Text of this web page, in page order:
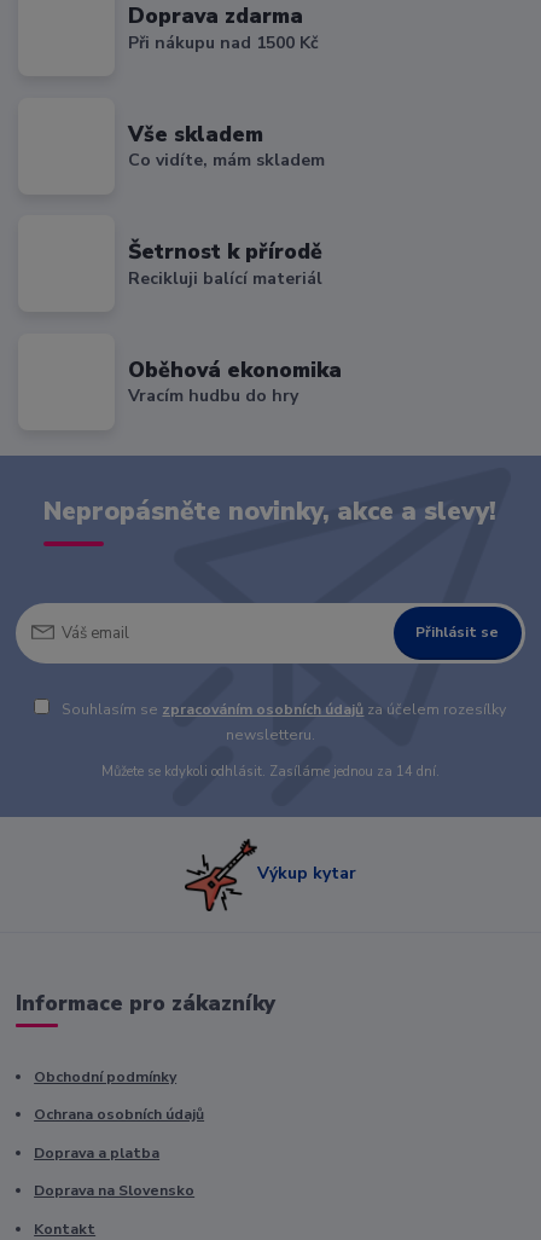
Doprava zdarma
Při nákupu nad 1500 Kč
Vše skladem
Co vidíte, mám skladem
Šetrnost k přírodě
Recikluji balící materiál
Oběhová ekonomika
Vracím hudbu do hry
Nepropásněte novinky, akce a slevy!
Přihlásit se
Souhlasím se zpracováním osobních údajů za účelem rozesílky
newsletteru.
Můžete se kdykoli odhlásit. Zasíláme jednou za 14 dní.
Výkup kytar
Informace pro zákazníky
Obchodní podmínky
Ochrana osobních údajů
Doprava a platba
Doprava na Slovensko
Kontakt